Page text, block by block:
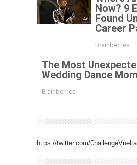
https://twitter.com/ChallengeVuelta